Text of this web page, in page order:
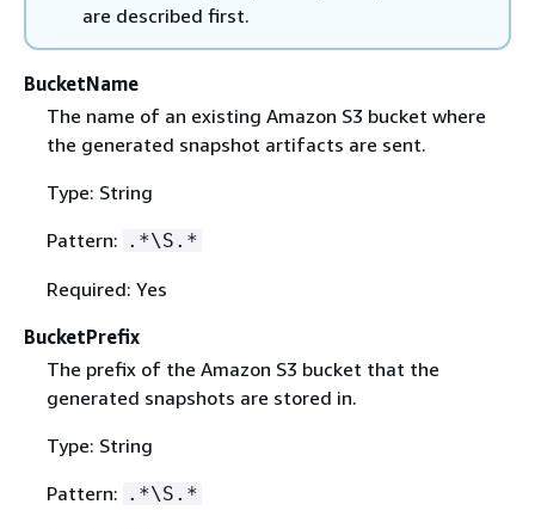
are described first.
BucketName
The name of an existing Amazon S3 bucket where
the generated snapshot artifacts are sent.
Type: String
Pattern: .*\S.*
Required: Yes
BucketPrefix
The prefix of the Amazon S3 bucket that the
generated snapshots are stored in.
Type: String
Pattern: .*\S.*